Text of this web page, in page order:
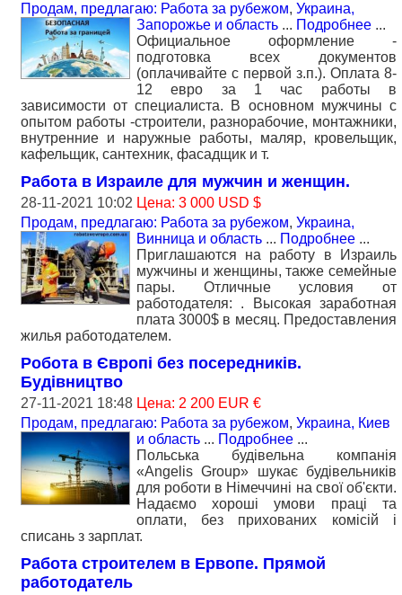
Продам, предлагаю: Работа за рубежом, Украина,
Запорожье и область ... Подробнее ...
Официальное оформление -
подготовка всех документов
(оплачивайте с первой з.п.). Оплата 8-
12 евро за 1 час работы в
зависимости от специалиста. В основном мужчины с
опытом работы -строители, разнорабочие, монтажники,
внутренние и наружные работы, маляр, кровельщик,
кафельщик, сантехник, фасадщик и т.
Работа в Израиле для мужчин и женщин.
28-11-2021 10:02 Цена: 3 000 USD $
Продам, предлагаю: Работа за рубежом, Украина,
Винница и область ... Подробнее ...
Приглашаются на работу в Израиль
мужчины и женщины, также семейные
пары. Отличные условия от
работодателя: . Высокая заработная
плата 3000$ в месяц. Предоставления
жилья работодателем.
Робота в Європі без посередників.
Будівництво
27-11-2021 18:48 Цена: 2 200 EUR €
Продам, предлагаю: Работа за рубежом, Украина, Киев
и область ... Подробнее ...
Польська будівельна компанія
«Angelis Group» шукає будівельників
для роботи в Німеччині на свої об'єкти.
Надаємо хороші умови праці та
оплати, без прихованих комісій і
списань з зарплат.
Работа строителем в Ервопе. Прямой
работодатель